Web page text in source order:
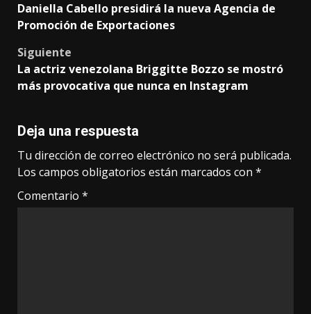
navigation
Daniella Cabello presidirá la nueva Agencia de
Promoción de Exportaciones
Siguiente
La actriz venezolana Briggitte Bozzo se mostró
más provocativa que nunca en Instagram
Deja una respuesta
Tu dirección de correo electrónico no será publicada.
Los campos obligatorios están marcados con *
Comentario *